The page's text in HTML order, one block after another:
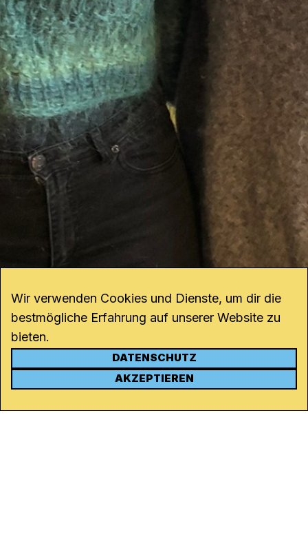
KONTAKT
Rohrerstrasse 20
Wir verwenden Cookies und Dienste, um dir die
bestmögliche Erfahrung auf unserer Website zu
bieten.
DATENSCHUTZ
AKZEPTIEREN